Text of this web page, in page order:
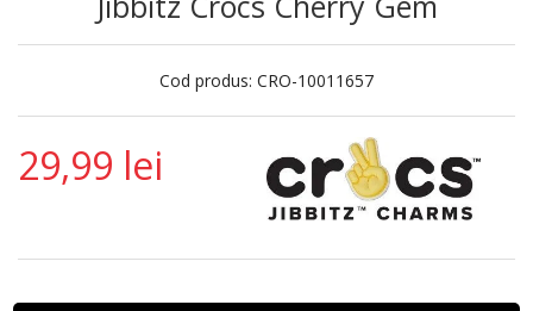
Cod produs: CRO-10011657
29,99 lei